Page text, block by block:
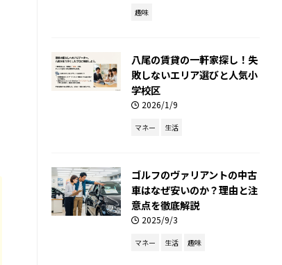
趣味
八尾の賃貸の一軒家探し！失
敗しないエリア選びと人気小
学校区
2026/1/9
マネー 生活
ゴルフのヴァリアントの中古
車はなぜ安いのか？理由と注
意点を徹底解説
2025/9/3
マネー 生活 趣味